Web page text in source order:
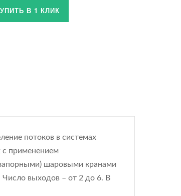
В 1 КЛИК
потоков в системах
с применением
шаровыми кранами
выходов – от 2 до 6. В